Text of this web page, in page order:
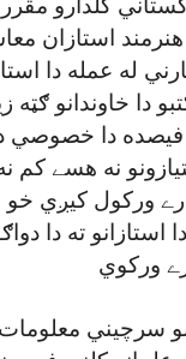
۱۵۰۰۰ پا کستاني
استازان
له عمله دا
خاوندانو ګټه
اټکلونو له مخے ۷۰ فيصده دا
کلدارے ورکول کيږي
ته دا
سرچيني